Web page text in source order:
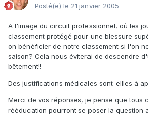
Posté(e) le 21 janvier 2005
A l'image du circuit professionnel, où les
classement protégé pour une blessure
on bénéficier de notre classement si l'on
saison? Cela nous éviterai de descendre
bêtement!!
Des justifications médicales sont-ellles à
Merci de vos réponses, je pense que tous
rééducation pourront se poser la question